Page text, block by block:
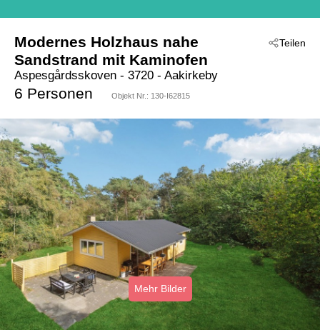
Teilen
Modernes Holzhaus nahe
Sandstrand mit Kaminofen
Aspesgårdsskoven
- Strandmarken
- 3720 - Aakirkeby
6 Personen Objekt Nr.: 130-I62815
Mehr Bilder